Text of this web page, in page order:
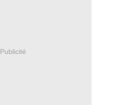
Publicité